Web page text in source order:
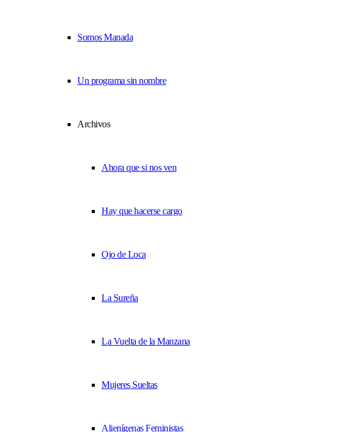
Somos Manada
Un programa sin nombre
Archivos
Ahora que si nos ven
Hay que hacerse cargo
Ojo de Loca
La Sureña
La Vuelta de la Manzana
Mujeres Sueltas
Alienígenas Feministas